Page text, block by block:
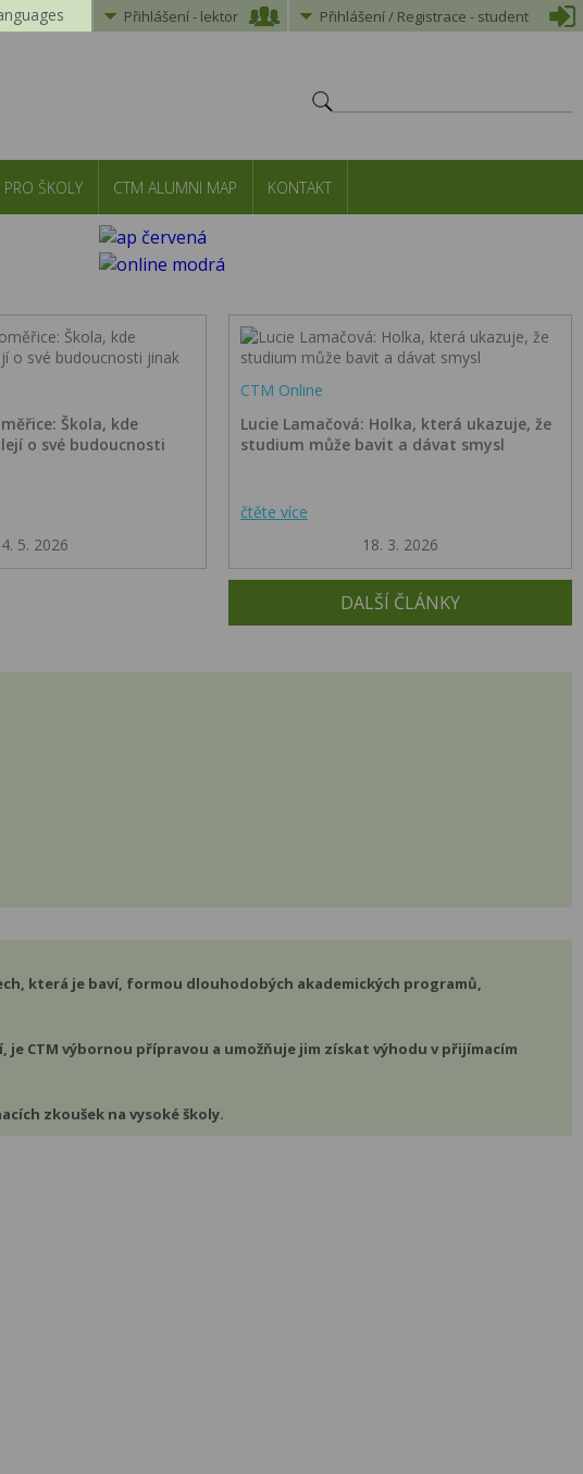
Přihlášení- lektor Přihlášení/ Registrace - student
PRO ŠKOLY CTM ALUMNI MAP KONTAKT
Škola, kde
o své budoucnosti
4. 5. 2026
CTM Online
Lucie Lamačová: Holka, která ukazuje, že
studium může bavit a dávat smysl
čtěte více
18. 3. 2026
DALŠÍ ČLÁNKY
která je baví, formou dlouhodobých akademických programů,
CTM výbornou přípravou a umožňuje jim získat výhodu v přijímacím
zkoušek na vysoké školy.